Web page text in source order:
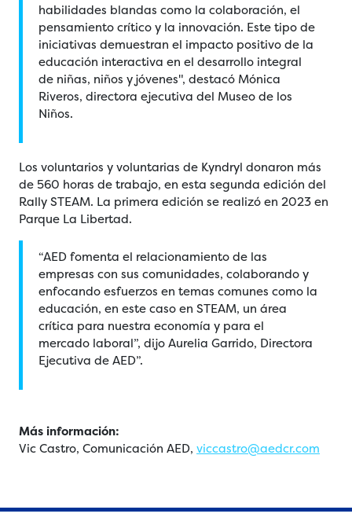
habilidades blandas como la colaboración, el
pensamiento crítico y la innovación. Este tipo de
iniciativas demuestran el impacto positivo de la
educación interactiva en el desarrollo integral
de niñas, niños y jóvenes", destacó Mónica
Riveros, directora ejecutiva del Museo de los
Niños.
Los voluntarios y voluntarias de Kyndryl donaron más
de 560 horas de trabajo, en esta segunda edición del
Rally STEAM. La primera edición se realizó en 2023 en
Parque La Libertad.
“AED fomenta el relacionamiento de las
empresas con sus comunidades, colaborando y
enfocando esfuerzos en temas comunes como la
educación, en este caso en STEAM, un área
crítica para nuestra economía y para el
mercado laboral”, dijo Aurelia Garrido, Directora
Ejecutiva de AED”.
Más información:
Vic Castro, Comunicación AED, viccastro@aedcr.com